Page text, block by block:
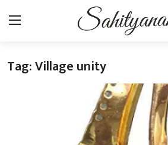
Login
Tag: Village unity